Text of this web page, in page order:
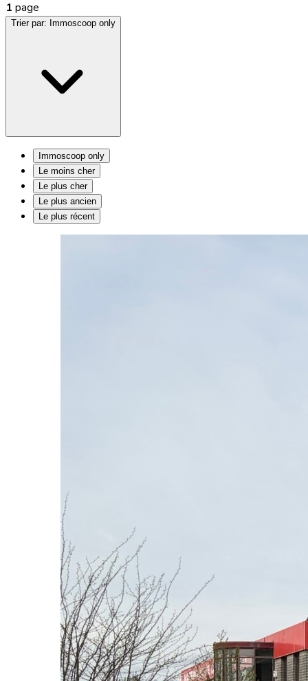
1 page
Trier par: Immoscoop only
Immoscoop only
Le moins cher
Le plus cher
Le plus ancien
Le plus récent